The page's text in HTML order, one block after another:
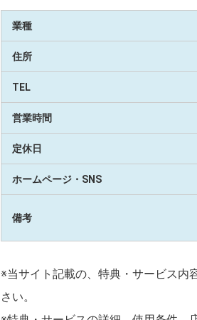
業種
住所
TEL
営業時間
定休日
ホームページ・SNS
備考
※当サイト記載の、特典・サービス内
さい。